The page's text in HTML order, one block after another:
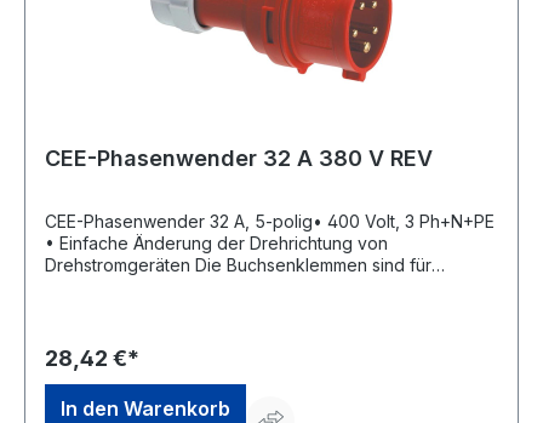
CEE-Phasenwender 32 A 380 V REV
CEE-Phasenwender 32 A, 5-polig• 400 Volt, 3 Ph+N+PE
• Einfache Änderung der Drehrichtung von
Drehstromgeräten Die Buchsenklemmen sind für
GmbH, Frankenstr.1-4, 63776 Mömbris, DE,
+4960297070, info@rev.de
28,42 €*
In den Warenkorb